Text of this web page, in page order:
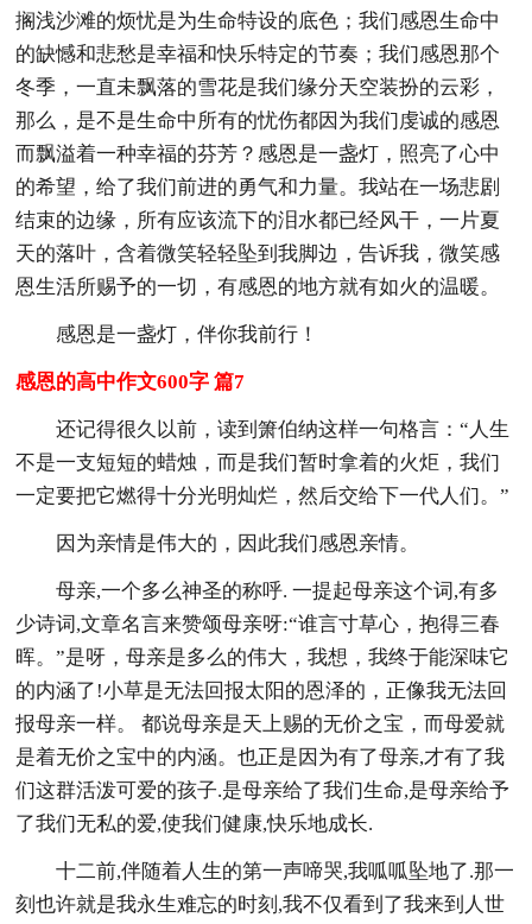
搁浅沙滩的烦忧是为生命特设的底色；我们感恩生命中
的缺憾和悲愁是幸福和快乐特定的节奏；我们感恩那个
冬季，一直未飘落的雪花是我们缘分天空装扮的云彩，
那么，是不是生命中所有的忧伤都因为我们虔诚的感恩
而飘溢着一种幸福的芬芳？感恩是一盏灯，照亮了心中
的希望，给了我们前进的勇气和力量。我站在一场悲剧
结束的边缘，所有应该流下的泪水都已经风干，一片夏
天的落叶，含着微笑轻轻坠到我脚边，告诉我，微笑感
恩生活所赐予的一切，有感恩的地方就有如火的温暖。
感恩是一盏灯，伴你我前行！
感恩的高中作文600字 篇7
还记得很久以前，读到箫伯纳这样一句格言：“人生
不是一支短短的蜡烛，而是我们暂时拿着的火炬，我们
一定要把它燃得十分光明灿烂，然后交给下一代人们。”
因为亲情是伟大的，因此我们感恩亲情。
母亲,一个多么神圣的称呼. 一提起母亲这个词,有多
少诗词,文章名言来赞颂母亲呀:“谁言寸草心，抱得三春
晖。”是呀，母亲是多么的伟大，我想，我终于能深味它
的内涵了!小草是无法回报太阳的恩泽的，正像我无法回
报母亲一样。 都说母亲是天上赐的无价之宝，而母爱就
是着无价之宝中的内涵。也正是因为有了母亲,才有了我
们这群活泼可爱的孩子.是母亲给了我们生命,是母亲给予
了我们无私的爱,使我们健康,快乐地成长.
十二前,伴随着人生的第一声啼哭,我呱呱坠地了.那一
刻也许就是我永生难忘的时刻,我不仅看到了我来到人世